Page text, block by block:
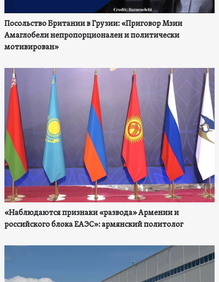
Посольство Британии в Грузии: «Приговор Мзии
Амаглобели непропорционален и политически
мотивирован»
«Наблюдаются признаки «развода» Армении и
российского блока ЕАЭС»: армянский политолог